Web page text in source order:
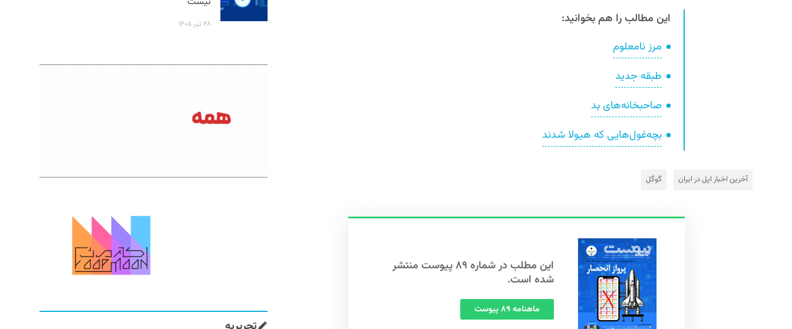
این مطالب را هم بخوانید:
مرز نامعلوم
طبقه‌ جدید
صاحبخانه‌های بد
بچه‌‌غول‌هایی که هیولا شدند
آخرین اخبار اپل در ایران گوگل
این مطلب در شماره ۸۹ پیوست منتشر
شده است.
ماهنامه ۸۹ پیوست
۲۸ تیر ۱۴۰۵